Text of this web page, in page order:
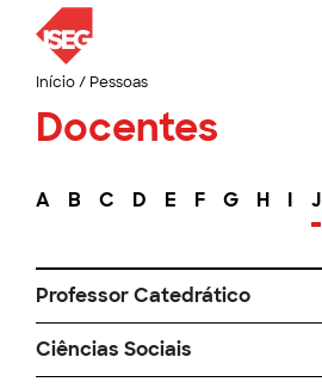
Início/ Pessoas
Docentes
A B C D E F G H I J
Professor Catedrático
Ciências Sociais